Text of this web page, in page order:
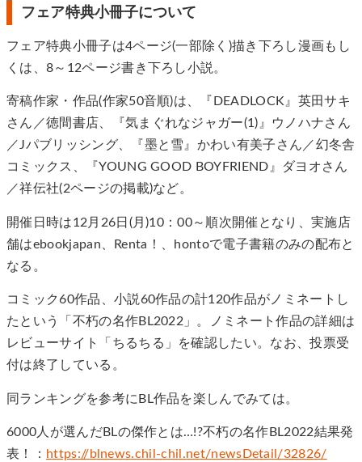
フェア特典小冊子について
フェア特典小冊子は4ページ(一部除く)描き下ろし漫画もし
くは、8～12ページ書き下ろし小説。
寄稿作家・作品(作家50音順)は、『DEADLOCK』英田サキ
さん／徳間書店、『気まぐれなジャガー(1)』ウノハナさん
／Jパブリッシング、『墨と雪』かわい有美子さん／幻冬舎
コミックス、『YOUNG GOOD BOYFRIEND』ダヨオさん
／祥伝社(2ページの掲載)など。
開催日時は12月26日(月)10：00～順次開催となり、実施店
舗はebookjapan、Renta！、hontoで電子書籍のみの配布と
なる。
コミック60作品、小説60作品の計120作品がノミネートし
たという「不朽の名作BL2022」。ノミネート作品の詳細は
レビューサイト「ちるちる」を確認したい。なお、投票受
付は終了している。
同ランキングを参考にBL作品を楽しんでみては。
6000人が選んだBLの傑作とは…!?不朽の名作BL2022結果発
表！： https://blnews.chil-chil.net/newsDetail/32826/